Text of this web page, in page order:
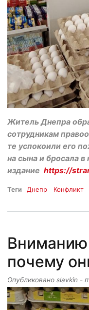
Житель Днепра
сотрудникам
те успокоили его
на сына и бросала
издание https://
Теги Днепр Конфликт
почему
Опубликовано slavkin -